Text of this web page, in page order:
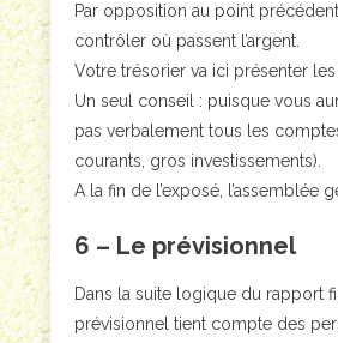
Par opposition au point
contrôler où passent l’argent.
Votre trésorier va ici présenter
Un seul conseil : puisque vous
pas verbalement tous les
courants, gros investissements).
A la fin de l’exposé, l’assemblée
6 – Le prévisionnel
Dans la suite logique du rapport
prévisionnel tient compte des